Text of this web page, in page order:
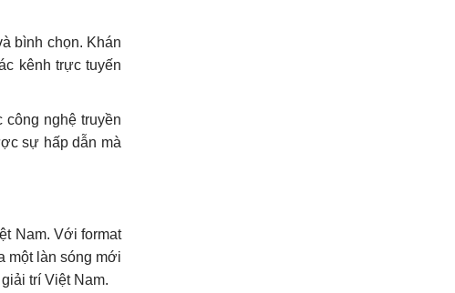
bình chọn. Khán
kênh trực tuyến
nghệ truyền
sự hấp dẫn mà
Nam. Với format
một làn sóng mới
trí Việt Nam.